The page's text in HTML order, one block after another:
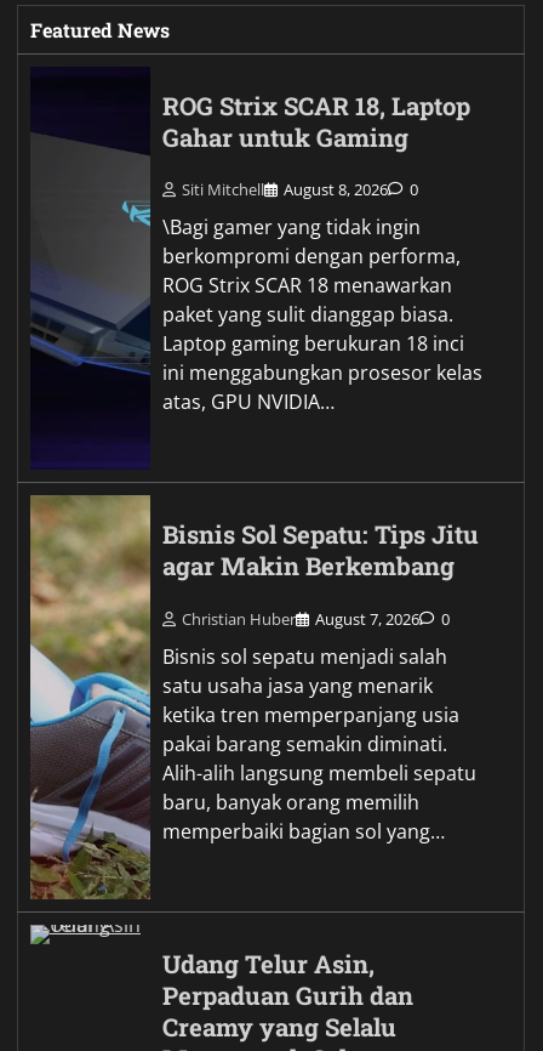
Featured News
ROG Strix SCAR 18, Laptop
Gahar untuk Gaming
Siti Mitchell August 8, 2026 0
\Bagi gamer yang tidak ingin
berkompromi dengan performa,
ROG Strix SCAR 18 menawarkan
paket yang sulit dianggap biasa.
Laptop gaming berukuran 18 inci
ini menggabungkan prosesor kelas
atas, GPU NVIDIA…
Bisnis Sol Sepatu: Tips Jitu
agar Makin Berkembang
Christian Huber August 7, 2026 0
Bisnis sol sepatu menjadi salah
satu usaha jasa yang menarik
ketika tren memperpanjang usia
pakai barang semakin diminati.
Alih-alih langsung membeli sepatu
baru, banyak orang memilih
memperbaiki bagian sol yang…
Udang Telur Asin,
Perpaduan Gurih dan
Creamy yang Selalu